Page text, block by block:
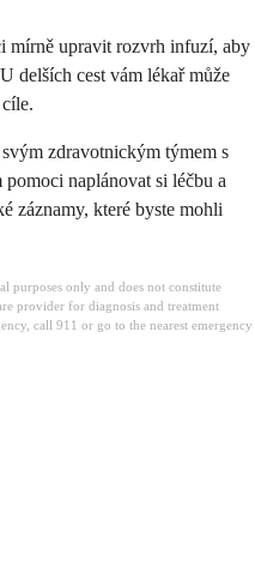
mírně upravit rozvrh infuzí, aby
delších cest vám lékař může
zdravotnickým týmem s
naplánovat si léčbu a
záznamy, které byste mohli
purposes only and does not constitute
provider for diagnosis and treatment
call 911 or go to the nearest emergency